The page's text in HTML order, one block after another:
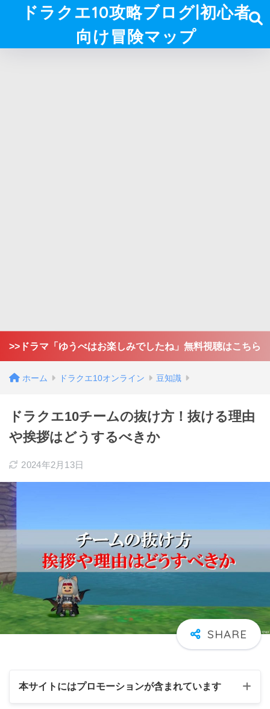
ドラクエ10攻略ブログ|初心者
向け冒険マップ
>>ドラマ「ゆうべはお楽しみでしたね」無料視聴はこちら
ホーム ドラクエ10オンライン 豆知識
ドラクエ10チームの抜け方！抜ける理由
や挨拶はどうするべきか
2024年2月13日
本サイトにはプロモーションが含まれています